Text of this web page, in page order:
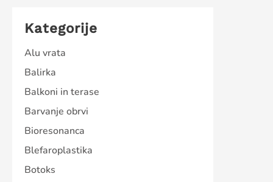
Kategorije
Alu vrata
Balirka
Balkoni in terase
Barvanje obrvi
Bioresonanca
Blefaroplastika
Botoks